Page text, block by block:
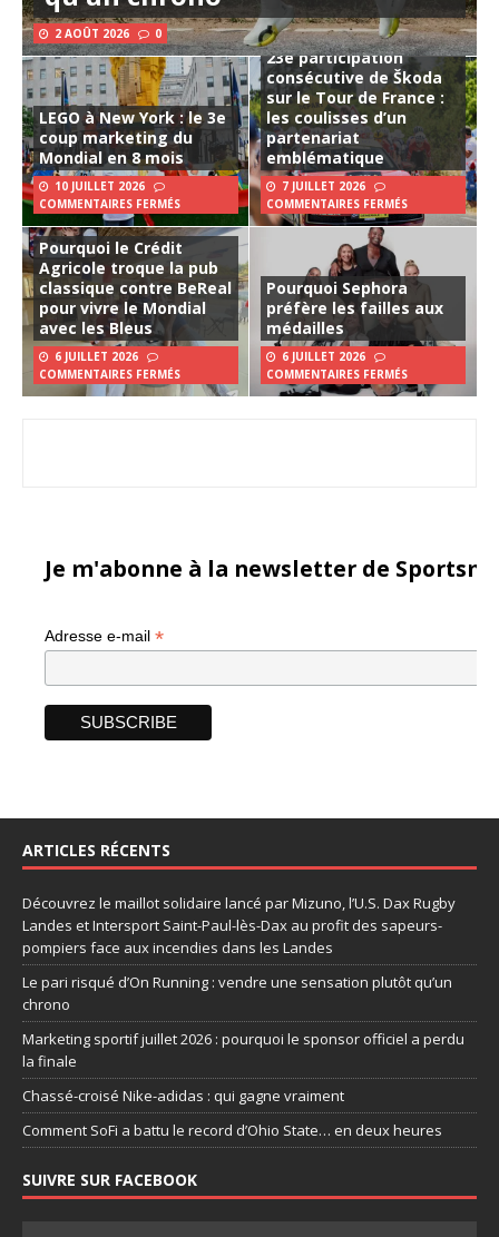
2 AOÛT 2026 0
LEGO à New York : le 3e
coup marketing du
Mondial en 8 mois
10 JUILLET 2026
COMMENTAIRES FERMÉS
23e participation
consécutive de Škoda
sur le Tour de France :
les coulisses d’un
partenariat
emblématique
7 JUILLET 2026
COMMENTAIRES FERMÉS
Pourquoi le Crédit
Agricole troque la pub
classique contre BeReal
pour vivre le Mondial
avec les Bleus
6 JUILLET 2026
COMMENTAIRES FERMÉS
Pourquoi Sephora
préfère les failles aux
médailles
6 JUILLET 2026
COMMENTAIRES FERMÉS
Je m'abonne à la newsletter de
Adresse e-mail *
ARTICLES RÉCENTS
Découvrez le maillot solidaire lancé par Mizuno, l’U.S. Dax Rugby
Landes et Intersport Saint-Paul-lès-Dax au profit des sapeurs-
pompiers face aux incendies dans les Landes
Le pari risqué d’On Running : vendre une sensation plutôt qu’un
chrono
Marketing sportif juillet 2026 : pourquoi le sponsor officiel a perdu
la finale
Chassé-croisé Nike-adidas : qui gagne vraiment
Comment SoFi a battu le record d’Ohio State… en deux heures
SUIVRE SUR FACEBOOK